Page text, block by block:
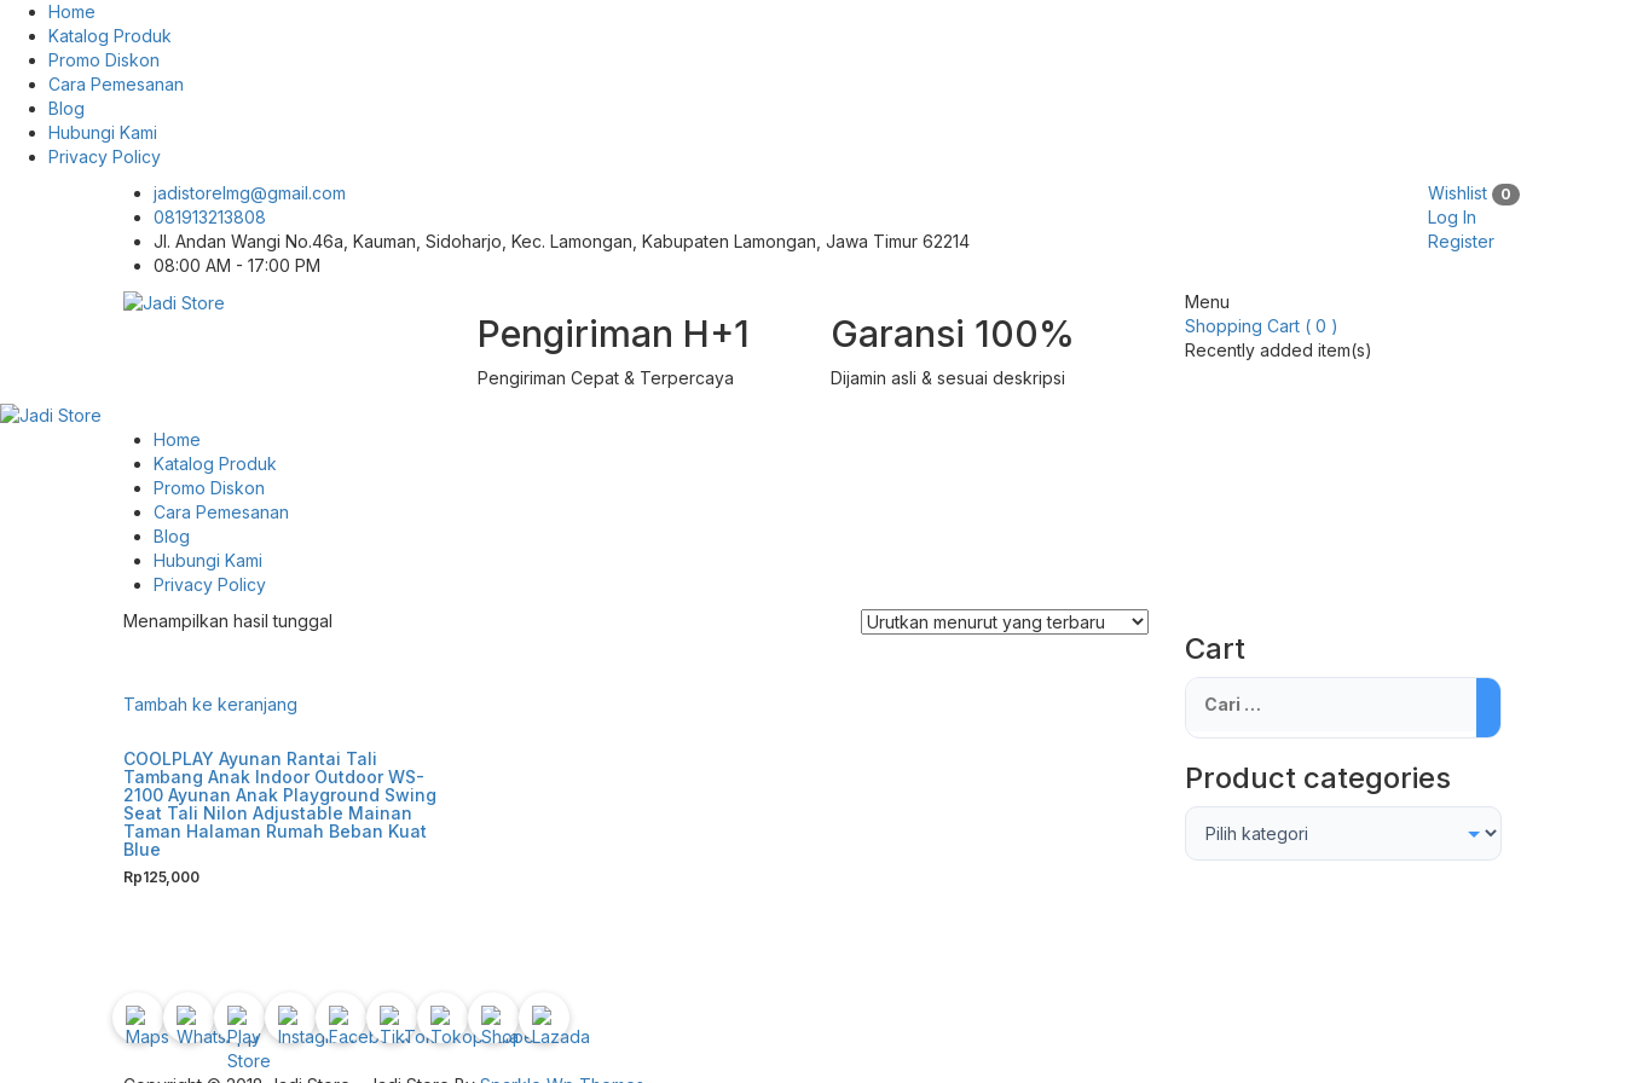
Home
Katalog Produk
Promo Diskon
Cara Pemesanan
Blog
Hubungi Kami
Privacy Policy
jadistorelmg@gmail.com
081913213808
Jl. Andan Wangi No.46a, Kauman, Sidoharjo, Kec. Lamongan, Kabupaten Lamongan, Jawa Timur 62214
08:00 AM - 17:00 PM
Wishlist 0
Log In
Register
Pengiriman H+1
Pengiriman Cepat & Terpercaya
Garansi 100%
Dijamin asli & sesuai deskripsi
Menu
Shopping Cart ( 0 )
Recently added item(s)
Home
Katalog Produk
Promo Diskon
Cara Pemesanan
Blog
Hubungi Kami
Privacy Policy
Menampilkan hasil tunggal
Tambah ke keranjang
COOLPLAY Ayunan Rantai Tali
Tambang Anak Indoor Outdoor WS-
2100 Ayunan Anak Playground Swing
Seat Tali Nilon Adjustable Mainan
Taman Halaman Rumah Beban Kuat
Blue
Rp125,000
Cart
Cari
untuk:
Product categories